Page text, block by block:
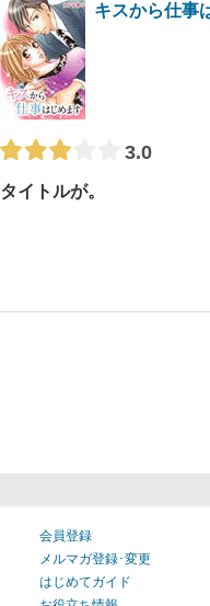
キスから仕事
3.0
タイトルが。
会員登録
メルマガ登録･変更
はじめてガイド